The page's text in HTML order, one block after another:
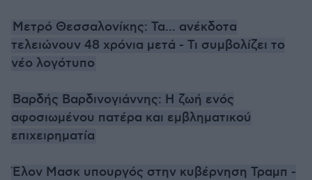
Μετρό Θεσσαλονίκης: Τα... ανέκδοτα
τελειώνουν 48 χρόνια μετά - Τι συμβολίζει το
νέο λογότυπο
Βαρδής Βαρδινογιάννης: Η ζωή ενός
αφοσιωμένου πατέρα και εμβληματικού
επιχειρηματία
Έλον Μασκ υπουργός στην κυβέρνηση Τραμπ -